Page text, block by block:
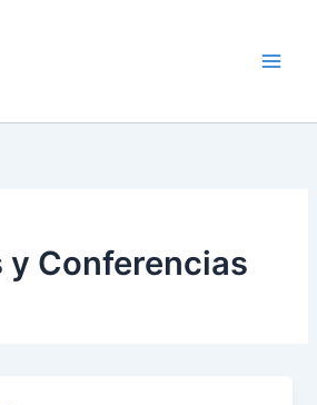
y Conferencias